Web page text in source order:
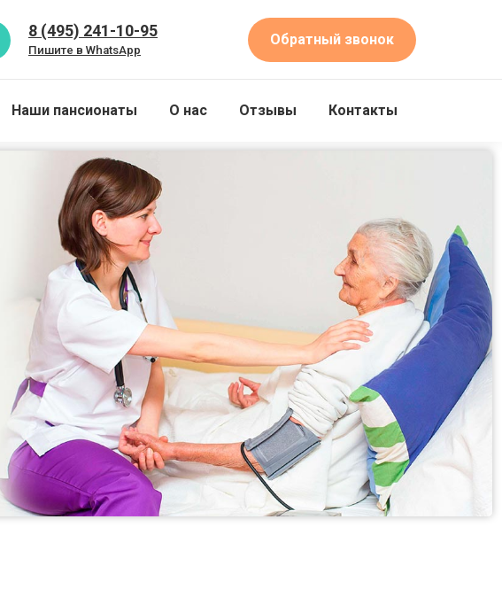
8 (495) 241-10-95
Пишите в WhatsApp
Обратный звонок
Наши пансионаты О нас Отзывы Контакты